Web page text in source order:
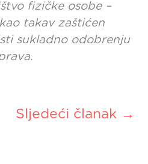
fizičke osobe –
takav zaštićen
sukladno odobrenju
Sljedeći članak →